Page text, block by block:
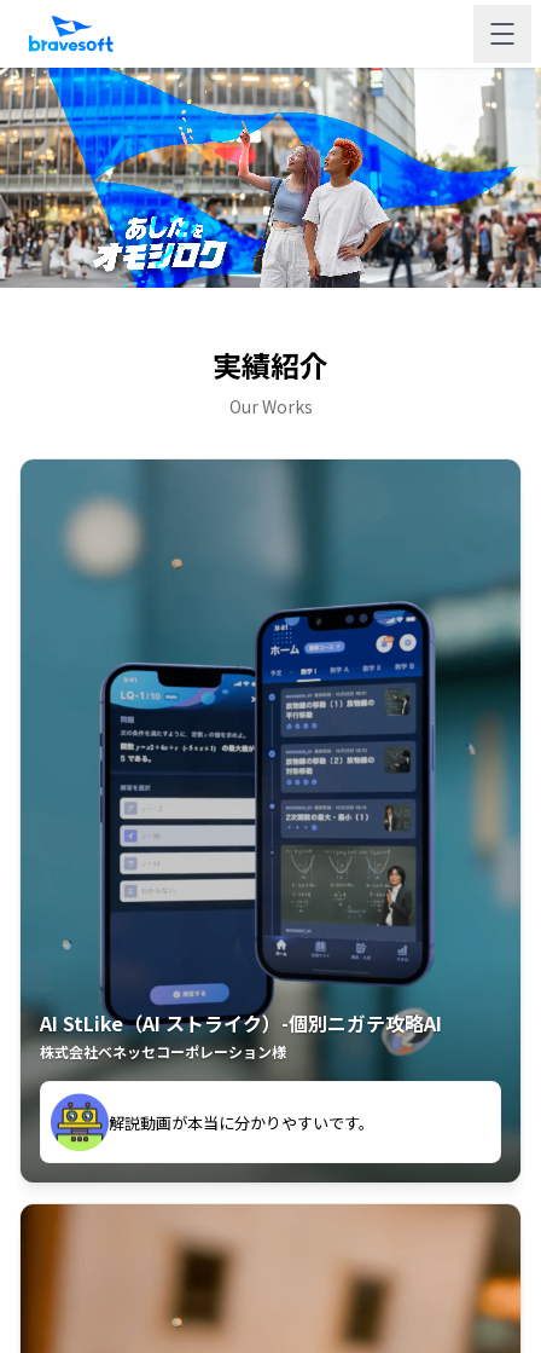
実績紹介
Our Works
AI StLike（AI ストライク）-個別ニガテ攻略AI
株式会社ベネッセコーポレーション様
古文漢文を主に使わせていただいているが、復習する
のに非常に役立っている。
解説動画が本当に分かりやすいです。